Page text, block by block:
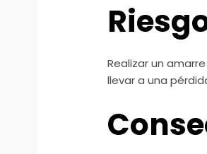
Realizar un
llevar a una